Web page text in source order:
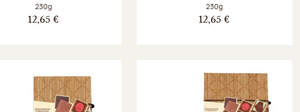
Poids net :
230g
12,65 €
Poids net :
230g
12,65 €